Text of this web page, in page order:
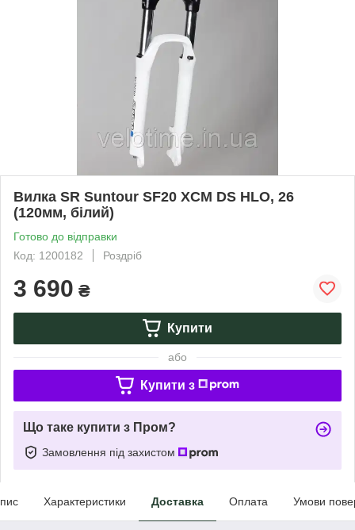
Вилка SR Suntour SF20 XCM DS HLO, 26
(120мм, білий)
Готово до відправки
Код: 1200182
Роздріб
3 690 ₴
Купити
або
Купити з
Що таке купити з Пром?
Замовлення під захистом
Характеристики Доставка Оплата Умови